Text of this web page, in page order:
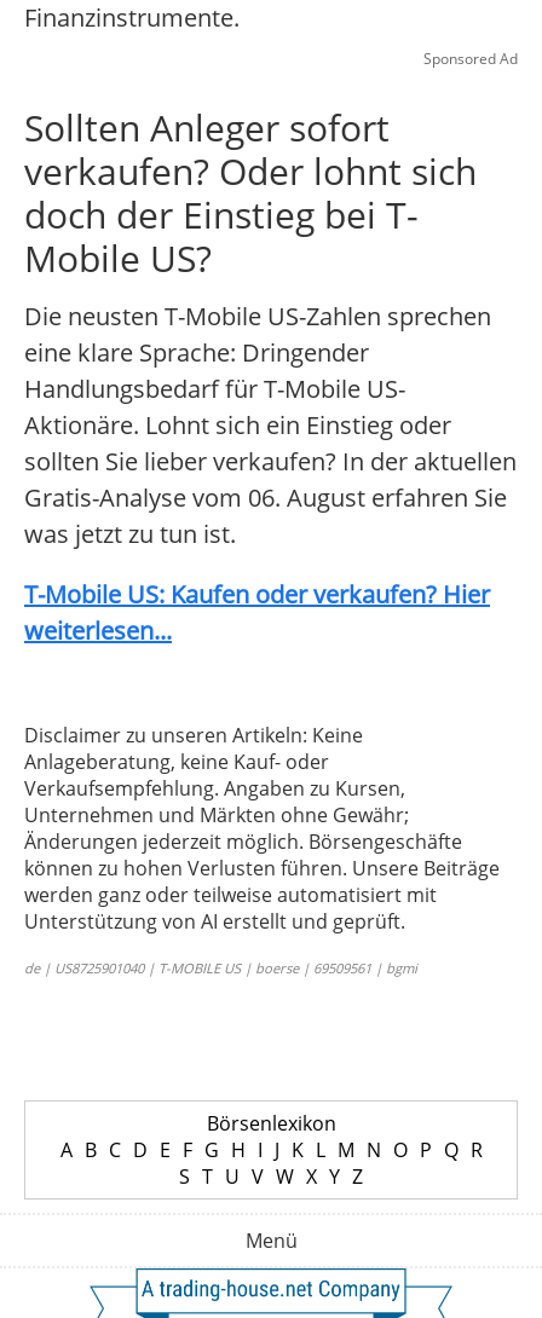
Finanzinstrumente.
Sponsored Ad
Sollten Anleger sofort
verkaufen? Oder lohnt sich
doch der Einstieg bei T-
Mobile US?
Die neusten T-Mobile US-Zahlen sprechen
eine klare Sprache: Dringender
Handlungsbedarf für T-Mobile US-
Aktionäre. Lohnt sich ein Einstieg oder
sollten Sie lieber verkaufen? In der aktuellen
Gratis-Analyse vom 06. August erfahren Sie
was jetzt zu tun ist.
T-Mobile US: Kaufen oder verkaufen? Hier
weiterlesen...
Disclaimer zu unseren Artikeln: Keine
Anlageberatung, keine Kauf- oder
Verkaufsempfehlung. Angaben zu Kursen,
Unternehmen und Märkten ohne Gewähr;
Änderungen jederzeit möglich. Börsengeschäfte
können zu hohen Verlusten führen. Unsere Beiträge
werden ganz oder teilweise automatisiert mit
Unterstützung von AI erstellt und geprüft.
de | US8725901040 | T-MOBILE US | boerse | 69509561 | bgmi
Börsenlexikon
A B C D E F G H I J K L M N O P Q R
S T U V W X Y Z
Menü